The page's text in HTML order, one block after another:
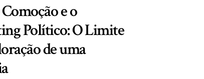
e o
Político: O Limite
de uma